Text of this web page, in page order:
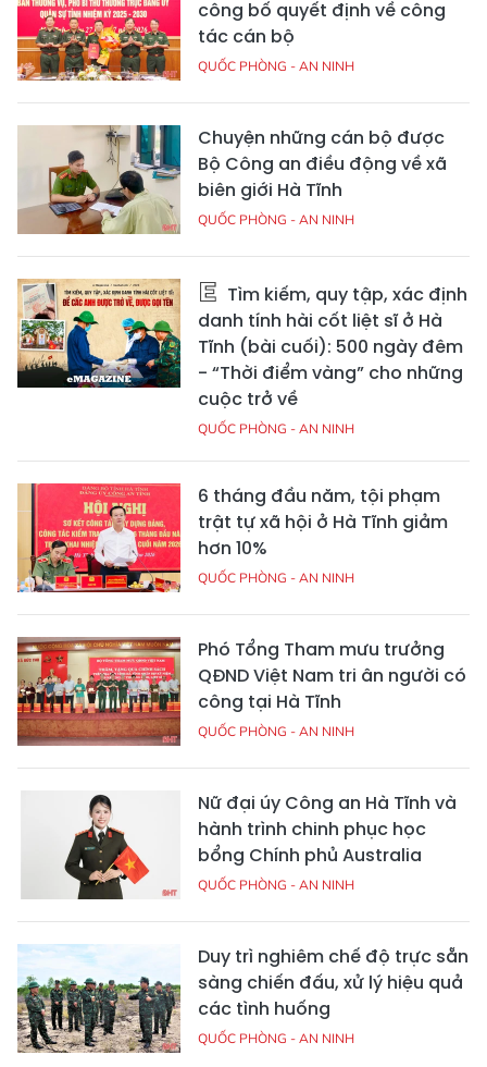
công bố quyết định về công
tác cán bộ
QUỐC PHÒNG - AN NINH
Chuyện những cán bộ được
Bộ Công an điều động về xã
biên giới Hà Tĩnh
QUỐC PHÒNG - AN NINH
Tìm kiếm, quy tập, xác định
danh tính hài cốt liệt sĩ ở Hà
Tĩnh (bài cuối): 500 ngày đêm
- “Thời điểm vàng” cho những
cuộc trở về
QUỐC PHÒNG - AN NINH
6 tháng đầu năm, tội phạm
trật tự xã hội ở Hà Tĩnh giảm
hơn 10%
QUỐC PHÒNG - AN NINH
Phó Tổng Tham mưu trưởng
QĐND Việt Nam tri ân người có
công tại Hà Tĩnh
QUỐC PHÒNG - AN NINH
Nữ đại úy Công an Hà Tĩnh và
hành trình chinh phục học
bổng Chính phủ Australia
QUỐC PHÒNG - AN NINH
Duy trì nghiêm chế độ trực sẵn
sàng chiến đấu, xử lý hiệu quả
các tình huống
QUỐC PHÒNG - AN NINH